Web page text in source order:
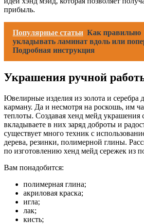
прибыль.
Популярные статьи Как правильно
укладывать ламинат вдоль или
Подробная инструкция
Украшения ручной
Ювелирные изделия из золота и серебра
карману. Да и несмотря на роскошь, им
теплоты. Создавая хенд мейд
вкладываете в них заряд доброты и
существует много техник с
дерева, резинки, полимерной глины.
по изготовлению хенд мейд сережек из
Вам понадобится:
полимерная глина;
акриловая краска;
игла;
лак;
кисть;